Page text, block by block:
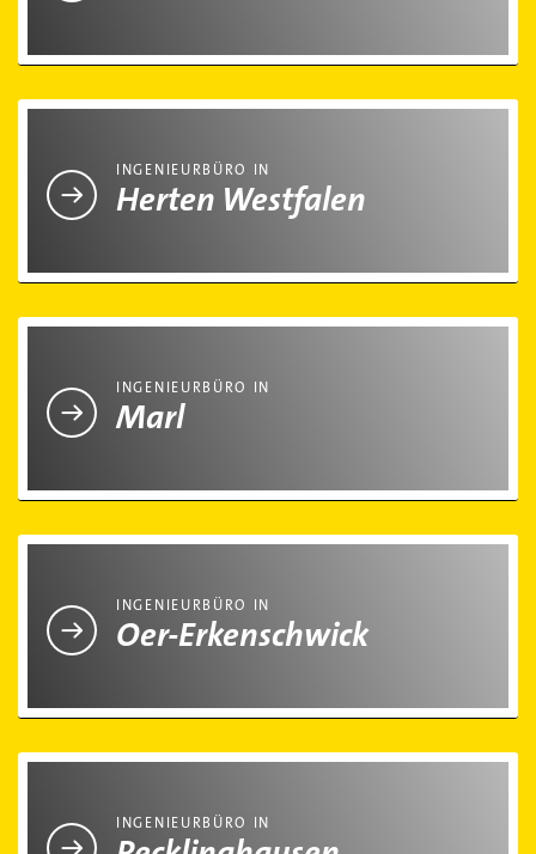
INGENIEURBÜRO IN
Herten Westfalen
INGENIEURBÜRO IN
Marl
INGENIEURBÜRO IN
Oer-Erkenschwick
INGENIEURBÜRO IN